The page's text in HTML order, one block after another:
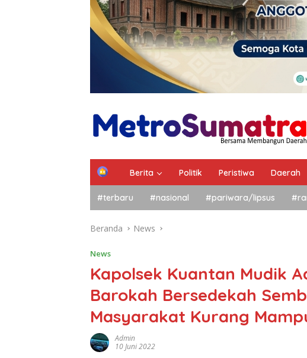
Berita Politik Peristiwa Daerah
#terbaru #nasional #pariwara/lipsus
Beranda News
News
Kapolsek Kuantan Mudik
Barokah Bersedekah
Masyarakat Kurang
Admin
10 Juni 2022